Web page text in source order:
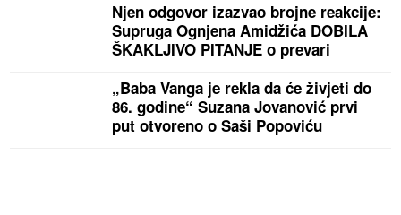
Njen odgovor izazvao brojne reakcije:
Supruga Ognjena Amidžića DOBILA
ŠKAKLJIVO PITANJE o prevari
„Baba Vanga je rekla da će živjeti do
86. godine“ Suzana Jovanović prvi
put otvoreno o Saši Popoviću